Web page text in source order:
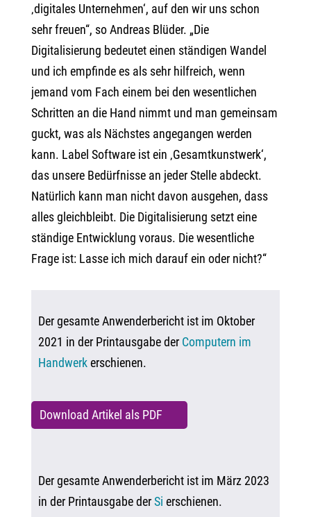
‚digitales Unternehmen‘, auf den wir uns schon
sehr freuen“, so Andreas Blüder. „Die
Digitalisierung bedeutet einen ständigen Wandel
und ich empfinde es als sehr hilfreich, wenn
jemand vom Fach einem bei den wesentlichen
Schritten an die Hand nimmt und man gemeinsam
guckt, was als Nächstes angegangen werden
kann. Label Software ist ein ‚Gesamtkunstwerk‘,
das unsere Bedürfnisse an jeder Stelle abdeckt.
Natürlich kann man nicht davon ausgehen, dass
alles gleichbleibt. Die Digitalisierung setzt eine
ständige Entwicklung voraus. Die wesentliche
Frage ist: Lasse ich mich darauf ein oder nicht?“
Der gesamte Anwenderbericht ist im Oktober
2021 in der Printausgabe der Computern im
Handwerkerschienen.
Download Artikel als PDF
Der gesamte Anwenderbericht ist im März 2023
in der Printausgabe derSi erschienen.